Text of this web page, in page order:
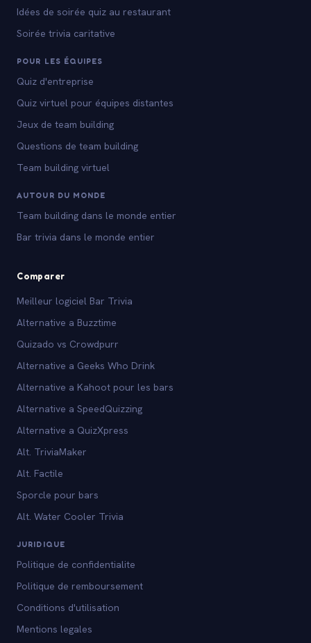
Idées de soirée quiz au restaurant
Soirée trivia caritative
POUR LES ÉQUIPES
Quiz d'entreprise
Quiz virtuel pour équipes distantes
Jeux de team building
Questions de team building
Team building virtuel
AUTOUR DU MONDE
Team building dans le monde entier
Bar trivia dans le monde entier
Comparer
Meilleur logiciel Bar Trivia
Alternative a Buzztime
Quizado vs Crowdpurr
Alternative a Geeks Who Drink
Alternative a Kahoot pour les bars
Alternative a SpeedQuizzing
Alternative a QuizXpress
Alt. TriviaMaker
Alt. Factile
Sporcle pour bars
Alt. Water Cooler Trivia
JURIDIQUE
Politique de confidentialite
Politique de remboursement
Conditions d'utilisation
Mentions legales